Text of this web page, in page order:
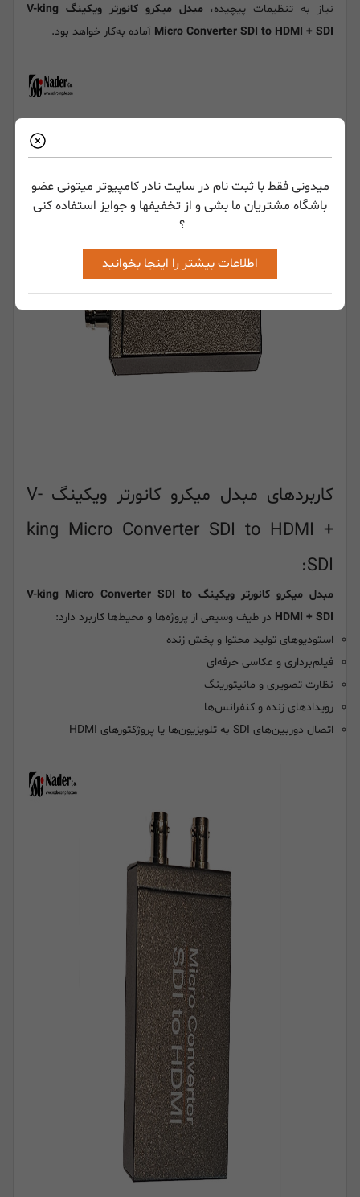
میدونی فقط با ثبت نام در سایت نادر کامپیوتر میتونی عضو
باشگاه مشتریان ما بشی و از تخفیفها و جوایز استفاده کنی
؟
اطلاعات بیشتر را اینجا بخوانید
نیاز به تنظیمات پیچیده،مبدل
میکرو کانورتر ویکینگ V-king
Micro Converter SDI to HDMI + SDI آماده به‌کار خواهد بود.
کاربردهای مبدل میکرو کانورتر ویکینگ V-
king Micro Converter SDI to HDMI +
SDI:
مبدل
میکرو کانورتر ویکینگ V-king Micro Converter SDI to
HDMI + SDI در طیف وسیعی از پروژه‌ها و محیط‌ها کاربرد دارد:
استودیوهای تولید محتوا و پخش زنده
فیلم‌برداری و عکاسی حرفه‌ای
نظارت تصویری و مانیتورینگ
رویدادهای زنده و کنفرانس‌ها
اتصال دوربین‌های SDI به تلویزیون‌ها یا پروژکتورهای HDMI